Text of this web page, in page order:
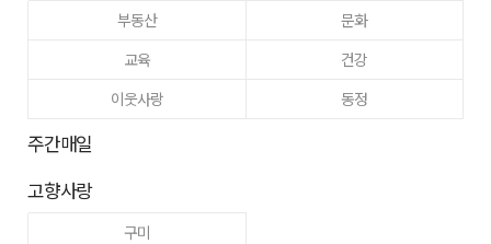
부동산
문화
교육
건강
이웃사랑
동정
주간매일
고향사랑
구미